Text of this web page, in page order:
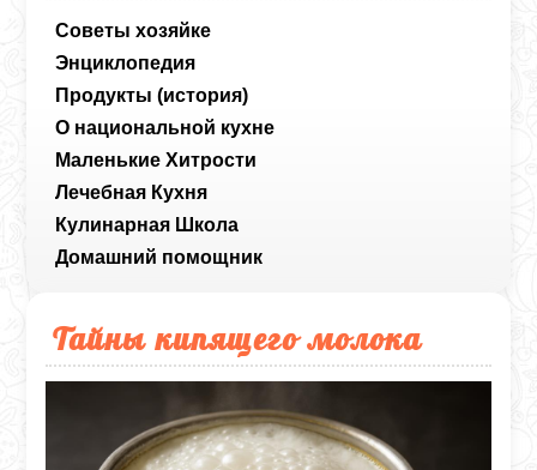
Советы хозяйке
Энциклопедия
Продукты (история)
О национальной кухне
Маленькие Хитрости
Лечебная Кухня
Кулинарная Школа
Домашний помощник
Тайны кипящего молока